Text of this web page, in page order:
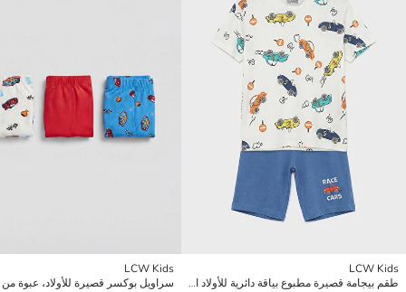
LCW Kids
طقم بيجامة قصيرة مطبوع بياقة دائرية للأولاد الرضع
LCW Kids
سراويل بوكسر قصيرة للأولاد، عبوة من 3 قطع